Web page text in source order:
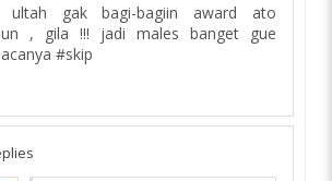
ultah gak bagi-bagiin award ato
, gila !!! jadi males banget gue
#skip